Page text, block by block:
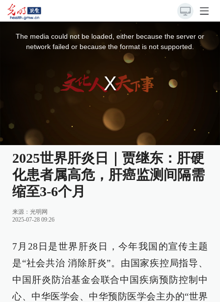
The media could not be loaded, either because the server or
network failed or because the format is not supported.
2025世界肝炎日｜贾继东：肝硬
化患者属高危，肝癌监测间隔需
缩至3-6个月
来源： 光明网
2025-07-28 09:26
7月28日是世界肝炎日，今年我国的宣传主题
是“社会共治 消除肝炎”。由国家疾控局指导、
中国肝炎防治基金会联合中国疾病预防控制中
心、中华医学会、中华预防医学会主办的“世界